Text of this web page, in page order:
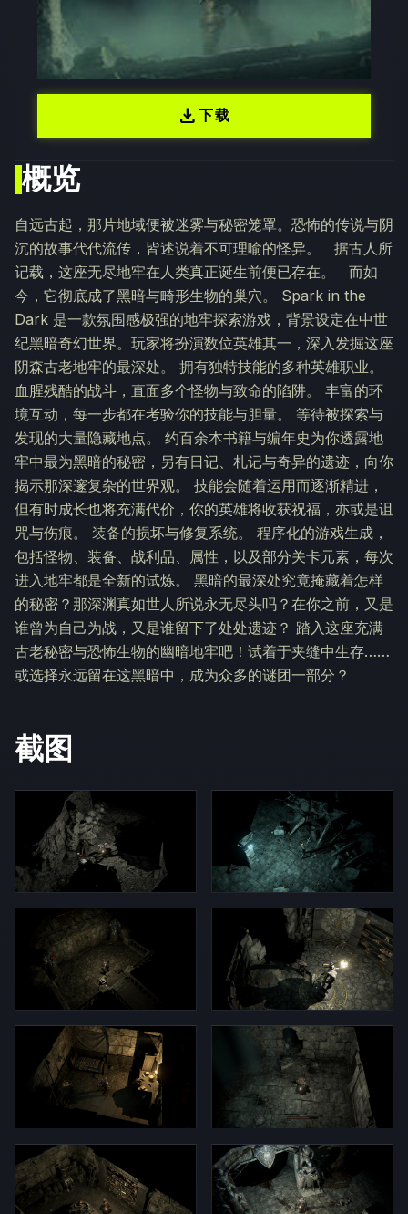
概览
自远古起，那片地域便被迷雾与秘密笼罩。恐怖的传说与阴
沉的故事代代流传，皆述说着不可理喻的怪异。 据古人所
记载，这座无尽地牢在人类真正诞生前便已存在。 而如
今，它彻底成了黑暗与畸形生物的巢穴。 Spark in the
Dark 是一款氛围感极强的地牢探索游戏，背景设定在中世
纪黑暗奇幻世界。玩家将扮演数位英雄其一，深入发掘这座
阴森古老地牢的最深处。 拥有独特技能的多种英雄职业。
血腥残酷的战斗，直面多个怪物与致命的陷阱。 丰富的环
境互动，每一步都在考验你的技能与胆量。 等待被探索与
发现的大量隐藏地点。 约百余本书籍与编年史为你透露地
牢中最为黑暗的秘密，另有日记、札记与奇异的遗迹，向你
揭示那深邃复杂的世界观。 技能会随着运用而逐渐精进，
但有时成长也将充满代价，你的英雄将收获祝福，亦或是诅
咒与伤痕。 装备的损坏与修复系统。 程序化的游戏生成，
包括怪物、装备、战利品、属性，以及部分关卡元素，每次
进入地牢都是全新的试炼。 黑暗的最深处究竟掩藏着怎样
的秘密？那深渊真如世人所说永无尽头吗？在你之前，又是
谁曾为自己为战，又是谁留下了处处遗迹？ 踏入这座充满
古老秘密与恐怖生物的幽暗地牢吧！试着于夹缝中生存……
或选择永远留在这黑暗中，成为众多的谜团一部分？
截图
download下载